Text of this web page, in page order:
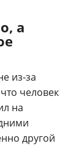
а
из-за
человек
на
другой